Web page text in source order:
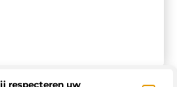
respecteren uw